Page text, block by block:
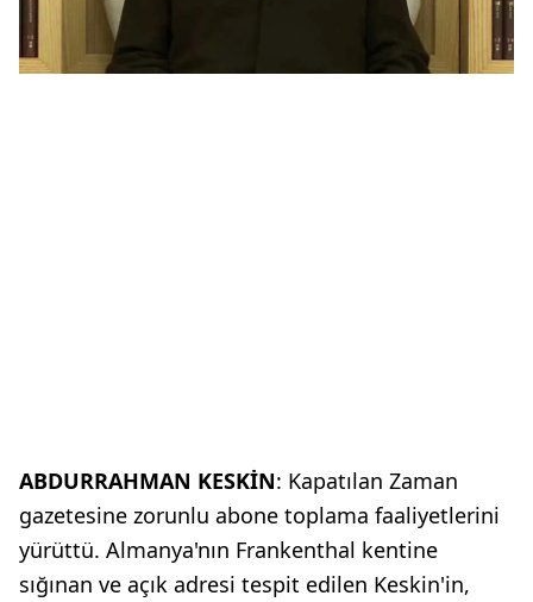
ABDURRAHMAN KESKİN: Kapatılan Zaman
gazetesine zorunlu abone toplama faaliyetlerini
yürüttü. Almanya'nın Frankenthal kentine
sığınan ve açık adresi tespit edilen Keskin'in,